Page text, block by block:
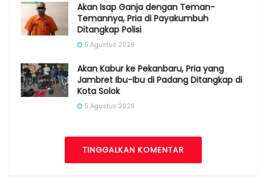
Akan Isap Ganja dengan Teman-
Temannya, Pria di Payakumbuh
Ditangkap Polisi
5 Agustus 2026
Akan Kabur ke Pekanbaru, Pria yang
Jambret Ibu-Ibu di Padang Ditangkap di
Kota Solok
5 Agustus 2026
TINGGALKAN KOMENTAR